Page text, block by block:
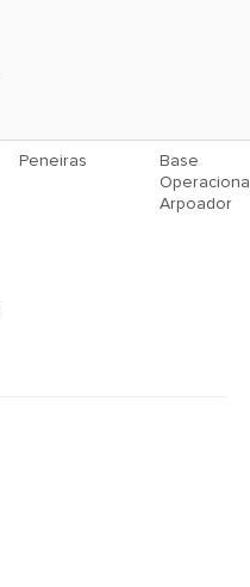
Peneiras
Base
Arpoador